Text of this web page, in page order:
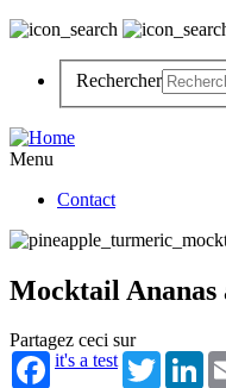
Rechercher
Menu
Contact
Mocktail Ananas
Partagez ceci sur
it's a test
Twitter